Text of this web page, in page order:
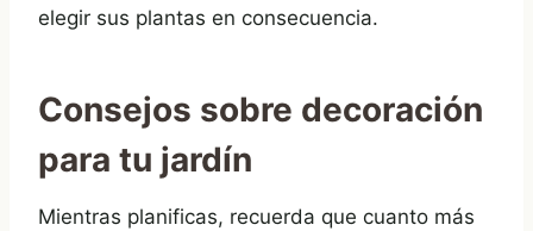
elegir sus plantas en consecuencia.
Consejos sobre decoración
para tu jardín
Mientras planificas, recuerda que cuanto más